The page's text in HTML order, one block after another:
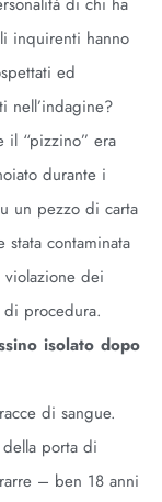
di chi ha
inquirenti hanno
ed
nell’indagine?
il “pizzino” era
durante i
un pezzo di carta
stata contaminata
dei
procedura.
isolato dopo
di sangue.
porta di
– ben 18 anni